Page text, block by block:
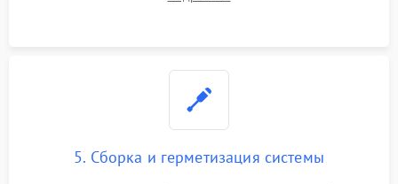
или поврежденной резиновой манжеты.
5. Сборка и герметизация системы